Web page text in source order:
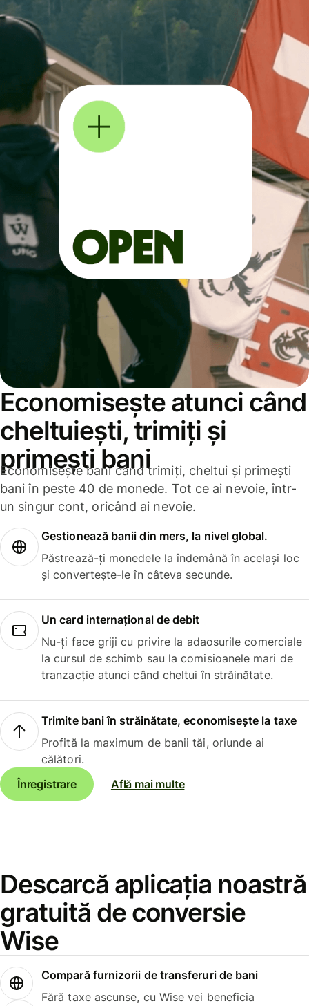
Economisește atunci când
cheltuiești, trimiți și
primești bani
Economisește bani când trimiți, cheltui și primești
bani în peste 40 de monede. Tot ce ai nevoie, într-
un singur cont, oricând ai nevoie.
Gestionează banii din mers, la nivel global.
Păstrează-ți monedele la îndemână în același loc
și convertește-le în câteva secunde.
Un card internațional de debit
Nu-ți face griji cu privire la adaosurile comerciale
la cursul de schimb sau la comisioanele mari de
tranzacție atunci când cheltui în străinătate.
Trimite bani în străinătate, economisește la taxe
Profită la maximum de banii tăi, oriunde ai
călători.
Înregistrare
Află mai multe
Descarcă aplicația noastră
gratuită de conversie
Wise
Compară furnizorii de transferuri de bani
Fără taxe ascunse, cu Wise vei beneficia